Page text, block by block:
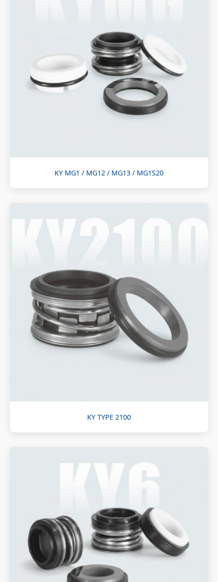
KY MG1 / MG12 / MG13 / MG1S20
KY TYPE 2100